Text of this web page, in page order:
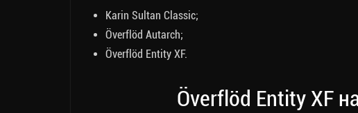
Karin Sultan Classic;
Överflöd Autarch;
Överflöd Entity XF.
Överflöd Entity XF